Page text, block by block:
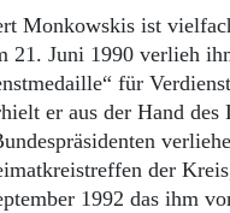
Monkowskis ist
21. Juni 1990 verlieh
für
er aus der Hand des
der
1992 das ihm